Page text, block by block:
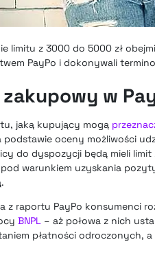
limitu z 3000 do 5000 zł
PayPo i dokonywali
w
jaką kupujący mogą
podstawie oceny możliwości
do dyspozycji będą mieli
warunkiem uzyskania
z raportu PayPo konsumenci
BNPL – aż połowa z nich
płatności odroczonych, a